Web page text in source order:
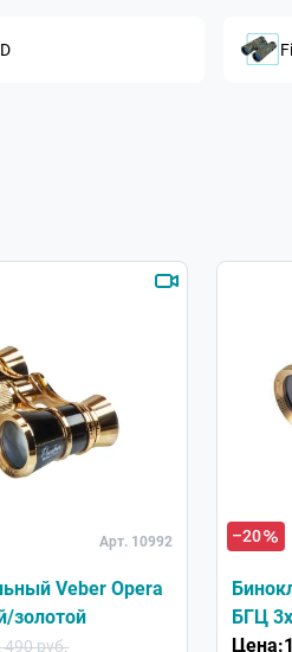
Арт. 10992
Veber Opera
золотой
490 руб.
–20
БГЦ
Цена: